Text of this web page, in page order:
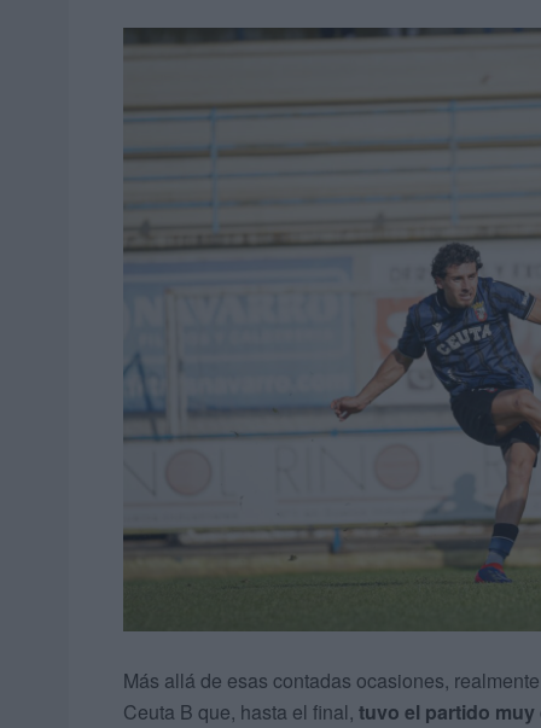
Más allá de esas contadas ocasiones,
Ceuta B que, hasta el final, tuvo el partido